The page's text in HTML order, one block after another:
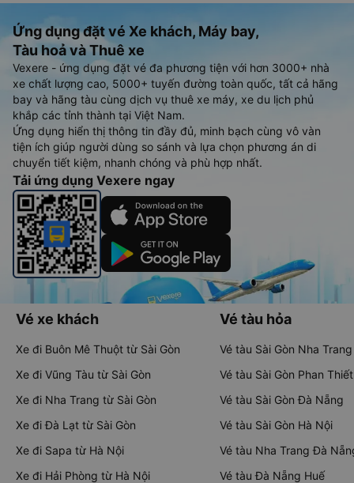
Ứng dụng đặt vé Xe khách, Máy bay,
Tàu hoả và Thuê xe
Vexere - ứng dụng đặt vé đa phương tiện với hơn 3000+ nhà
xe chất lượng cao, 5000+ tuyến đường toàn quốc, tất cả hãng
bay và hãng tàu cùng dịch vụ thuê xe máy, xe du lịch phủ
khắp các tỉnh thành tại Việt Nam.
Ứng dụng hiển thị thông tin đầy đủ, minh bạch cùng vô vàn
tiện ích giúp người dùng so sánh và lựa chọn phương án di
chuyển tiết kiệm, nhanh chóng và phù hợp nhất.
Tải ứng dụng Vexere ngay
Vé xe khách
Xe đi Buôn Mê Thuột từ Sài Gòn
Xe đi Vũng Tàu từ Sài Gòn
Xe đi Nha Trang từ Sài Gòn
Xe đi Đà Lạt từ Sài Gòn
Xe đi Sapa từ Hà Nội
Xe đi Hải Phòng từ Hà Nội
Vé tàu hỏa
Vé tàu Sài Gòn Nha Trang
Vé tàu Sài Gòn Phan Thiết
Vé tàu Sài Gòn Đà Nẵng
Vé tàu Sài Gòn Hà Nội
Vé tàu Nha Trang Đà
Vé tàu Đà Nẵng Huế